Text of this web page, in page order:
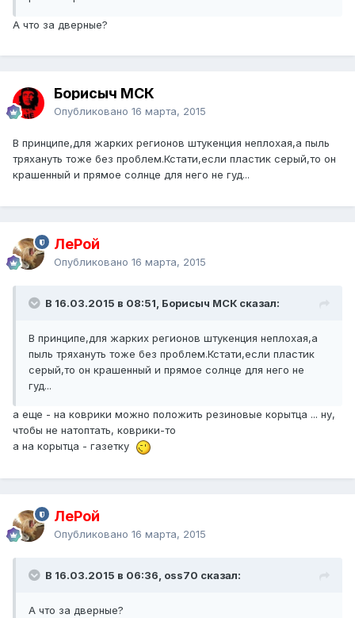
А что за дверные?
Борисыч МСК
Опубликовано 16 марта, 2015
В принципе,для жарких регионов штукенция неплохая,а пыль
тряхануть тоже без проблем.Кстати,если пластик серый,то он
крашенный и прямое солнце для него не гуд...
ЛеРой
Опубликовано 16 марта, 2015
В 16.03.2015 в 08:51, Борисыч МСК сказал:
В принципе,для жарких регионов штукенция неплохая,а
пыль тряхануть тоже без проблем.Кстати,если пластик
серый,то он крашенный и прямое солнце для него не
гуд...
а еще - на коврики можно положить резиновые корытца ... ну,
чтобы не натоптать, коврики-то
а на корытца - газетку
ЛеРой
Опубликовано 16 марта, 2015
В 16.03.2015 в 06:36, oss70 сказал:
А что за дверные?